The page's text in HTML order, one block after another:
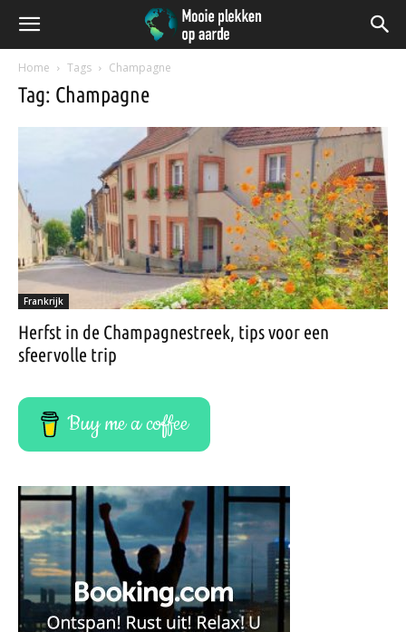
Home Tags Champagne
Tag: Champagne
Frankrijk
Herfst in de Champagnestreek, tips voor een
sfeervolle trip
Buy me a coffee